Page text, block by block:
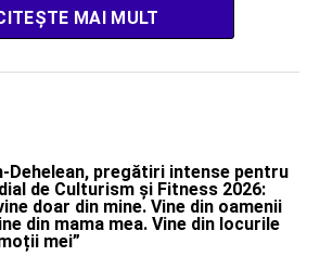
MAI MULT
Dehelean, pregătiri intense pentru
de Culturism și Fitness 2026:
doar din mine. Vine din oamenii
din mama mea. Vine din locurile
mei”